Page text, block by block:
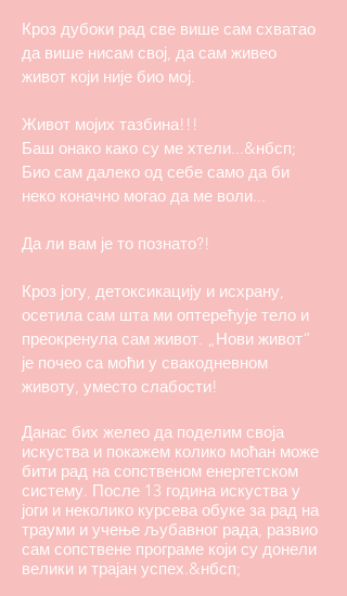
Кроз дубоки рад све више сам схватао
да више нисам свој, да сам живео
живот који није био мој.
Живот мојих тазбина!!!
Баш онако како су ме хтели...&нбсп;
Био сам далеко од себе само да би
неко коначно могао да ме воли...
Да ли вам је то познато?!
Кроз јогу, детоксикацију и исхрану,
осетила сам шта ми оптерећује тело и
преокренула сам живот. „Нови живот“
је почео са моћи у свакодневном
животу, уместо слабости!
Данас бих желео да поделим своја
искуства и покажем колико моћан може
бити рад на сопственом енергетском
систему. После 13 година искуства у
јоги и неколико курсева обуке за рад на
трауми и учење љубавног рада, развио
сам сопствене програме који су донели
велики и трајан успех.&нбсп;